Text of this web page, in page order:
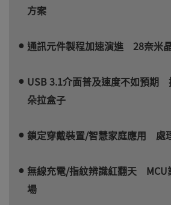
方案
通訊元件製程加速演進 28奈米
USB 3.1介面普及速度不如預期
朵拉盒子
鎖定穿戴裝置/智慧家庭應用 處
無線充電/指紋辨識紅翻天 MCU
場